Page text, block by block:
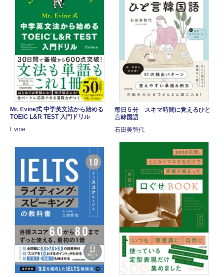
Mr. Evine式 中学英文法から始める
TOEIC L&R TEST 入門ドリル
Evine
毎日５分 スキマ時間に覚えるひと
言韓国語
石田美智代